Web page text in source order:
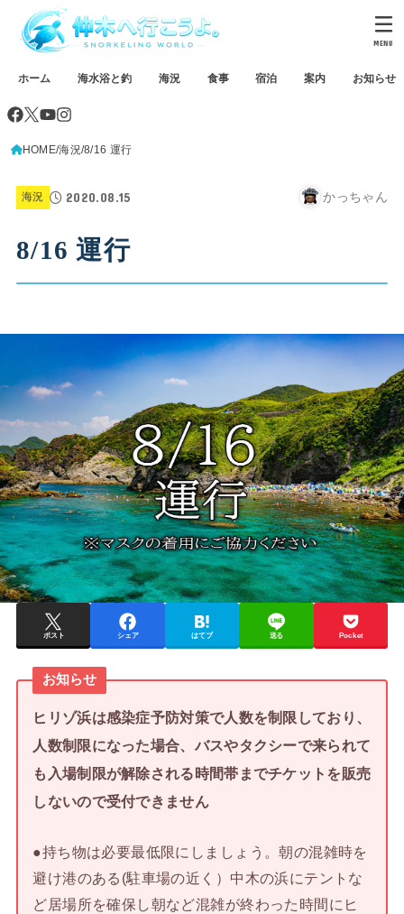
ホーム 海水浴と釣 海況 食事 宿泊 案内 お知らせ
MENU
HOME 海況 8/16 運行
海況 2020.08.15 かっちゃん
8/16 運行
ポスト シェア はてブ 送る Pocket
お知らせ
ヒリゾ浜は感染症予防対策で人数を制限しており、
人数制限になった場合、バスやタクシーで来られて
も入場制限が解除される時間帯までチケットを販売
しないので受付できません
●持ち物は必要最低限にしましょう。朝の混雑時を
避け港のある(駐車場の近く）中木の浜にテントな
ど居場所を確保し朝など混雑が終わった時間にヒ